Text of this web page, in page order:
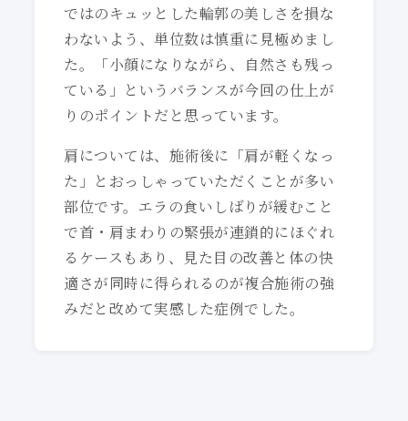
ではのキュッとした輪郭の美しさを損な
わないよう、単位数は慎重に見極めまし
た。「小顔になりながら、自然さも残っ
ている」というバランスが今回の仕上が
りのポイントだと思っています。
肩については、施術後に「肩が軽くなっ
た」とおっしゃっていただくことが多い
部位です。エラの食いしばりが緩むこと
で首・肩まわりの緊張が連鎖的にほぐれ
るケースもあり、見た目の改善と体の快
適さが同時に得られるのが複合施術の強
みだと改めて実感した症例でした。